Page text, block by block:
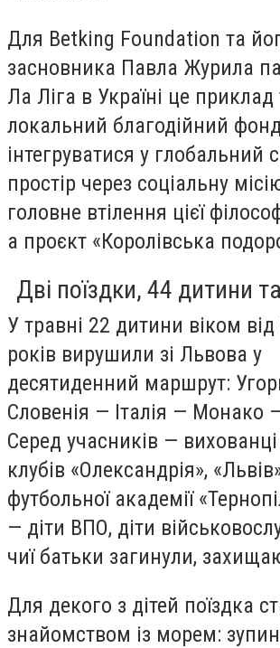
Для Betking Foundation та
засновника Павла Журила
Ла Ліга в Україні це приклад
локальний благодійний
інтегруватися у глобальний
простір через соціальну
головне втілення цієї
а проєкт «Королівська
Дві поїздки, 44 дитини
У травні 22 дитини віком від
років вирушили зі Львова у
десятиденний маршрут:
Словенія — Італія — Монако
Серед учасників —
клубів «Олександрія»,
футбольної академії
— діти ВПО, діти
чиї батьки загинули,
Для декого з дітей поїздка
знайомством із морем: